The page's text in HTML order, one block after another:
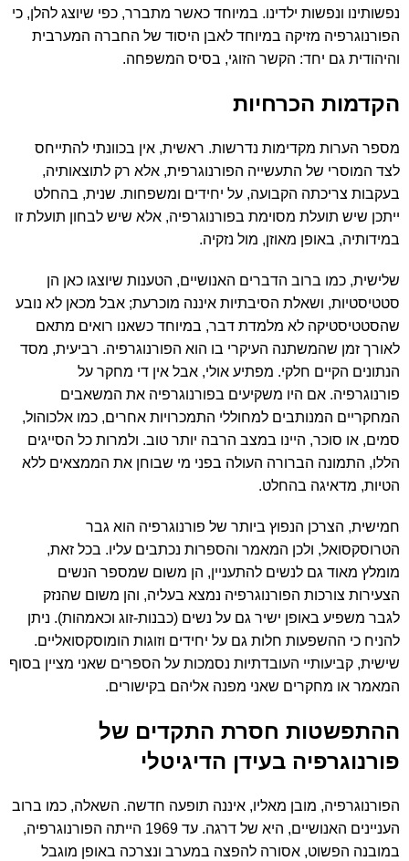
נפשותינו ונפשות ילדינו. במיוחד כאשר מתברר, כפי שיוצג להלן, כי
הפורנוגרפיה מזיקה במיוחד לאבן היסוד של החברה המערבית
והיהודית גם יחד: הקשר הזוגי, בסיס המשפחה.
הקדמות הכרחיות
מספר הערות מקדימות נדרשות. ראשית, אין בכוונתי להתייחס
לצד המוסרי של התעשייה הפורנוגרפית, אלא רק לתוצאותיה,
בעקבות צריכתה הקבועה, על יחידים ומשפחות. שנית, בהחלט
ייתכן שיש תועלת מסוימת בפורנוגרפיה, אלא שיש לבחון תועלת זו
במידותיה, באופן מאוזן, מול נזקיה.
שלישית, כמו ברוב הדברים האנושיים, הטענות שיוצגו כאן הן
סטטיסטיות, ושאלת הסיבתיות איננה מוכרעת; אבל מכאן לא נובע
שהסטטיסטיקה לא מלמדת דבר, במיוחד כשאנו רואים מתאם
לאורך זמן שהמשתנה העיקרי בו הוא הפורנוגרפיה. רביעית, מסד
הנתונים הקיים חלקי. מפתיע אולי, אבל אין די מחקר על
פורנוגרפיה. אם היו משקיעים בפורנוגרפיה את המשאבים
המחקריים המנותבים למחוללי התמכרויות אחרים, כמו אלכוהול,
סמים, או סוכר, היינו במצב הרבה יותר טוב. ולמרות כל הסייגים
הללו, התמונה הברורה העולה בפני מי שבוחן את הממצאים ללא
הטיות, מדאיגה בהחלט.
חמישית, הצרכן הנפוץ ביותר של פורנוגרפיה הוא גבר
הטרוסקסואל, ולכן המאמר והספרות נכתבים עליו. בכל זאת,
מומלץ מאוד גם לנשים להתעניין, הן משום שמספר הנשים
הצעירות צורכות הפורנוגרפיה נמצא בעליה, והן משום שהנזק
לגבר משפיע באופן ישיר גם על נשים (כבנות-זוג וכאמהות). ניתן
להניח כי ההשפעות חלות גם על יחידים וזוגות הומוסקסואליים.
שישית, קביעותיי העובדתיות נסמכות על הספרים שאני מציין בסוף
המאמר או מחקרים שאני מפנה אליהם בקישורים.
ההתפשטות חסרת התקדים של
פורנוגרפיה בעידן הדיגיטלי
הפורנוגרפיה, מובן מאליו, איננה תופעה חדשה. השאלה, כמו ברוב
העניינים האנושיים, היא של דרגה. עד 1969 הייתה הפורנוגרפיה,
במובנה הפשוט, אסורה להפצה במערב ונצרכה באופן מוגבל